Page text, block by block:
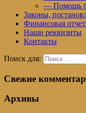
— Помощь
Законы,
Финансовая
Наши реквизиты
Контакты
Поиск для:
Свежие
Архивы